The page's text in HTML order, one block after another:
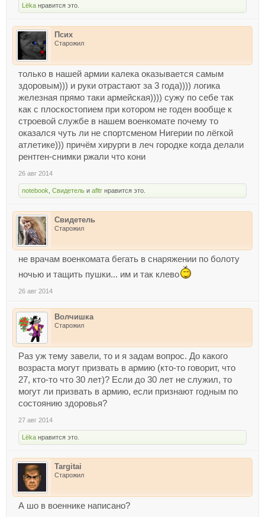
Lёka нравится это.
Псих
Старожил
только в нашей армии калека оказывается самым
здоровым))) и руки отрастают за 3 года)))) логика
железная прямо таки армейская)))) сужу по себе так
как с плоскостопием при котором не годен вообще к
строевой службе в нашем военкомате почему то
оказался чуть ли не спортсменом Нигерии по лёгкой
атлетике))) причём хирурги в леч городке когда делали
рентген-снимки ржали что кони
26 авг 2014
notebook Свидетель и afltr нравится это.
Свидетель
Старожил
не врачам военкомата бегать в снаряжении по болоту
ночью и тащить пушки... им и так клево
26 авг 2014
Волчишка
Старожил
Раз уж тему завели, то и я задам вопрос. До какого
возраста могут призвать в армию (кто-то говорит, что
27, кто-то что 30 лет)? Если до 30 лет не служил, то
могут ли призвать в армию, если признают годным по
состоянию здоровья?
27 авг 2014
Lёka нравится это.
Targitai
Старожил
А шо в военнике написано?